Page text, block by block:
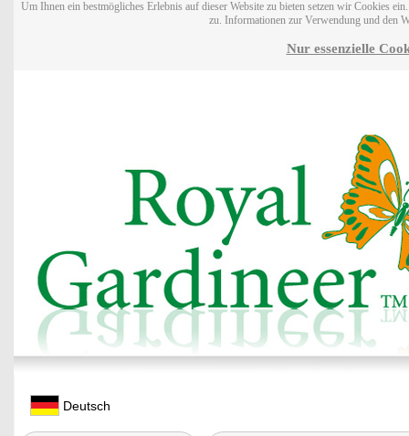
Um Ihnen ein bestmögliches Erlebnis auf dieser Website zu bieten setzen wir Cookies
zu. Informationen zur Verwendung und den
Nur essenzielle
Deutsch